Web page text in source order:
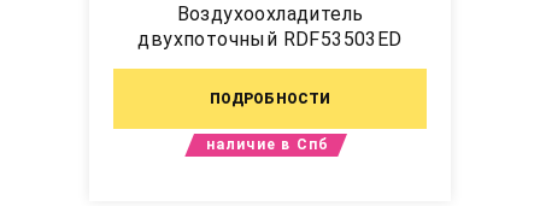
Воздухоохладитель
двухпоточный RDF53503ED
ПОДРОБНОСТИ
наличие в Спб